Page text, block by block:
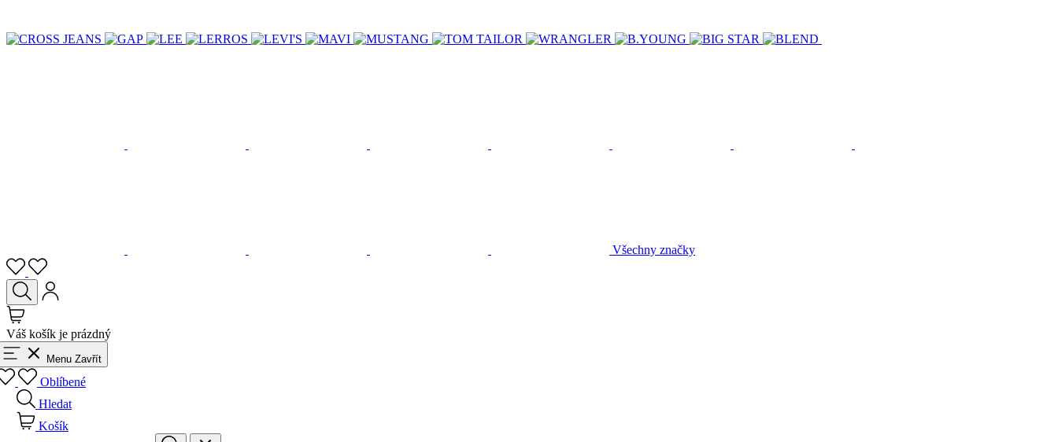
Všechny značky
Váš košík je prázdný
Menu Zavřít
Oblíbené
Hledat
Košík